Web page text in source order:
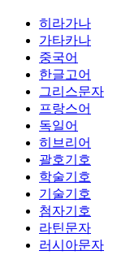
히라가나
가타카나
중국어
한글고어
그리스문자
프랑스어
독일어
히브리어
괄호기호
학술기호
기술기호
첨자기호
라틴문자
러시아문자